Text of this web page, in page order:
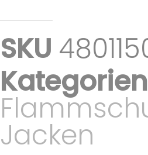
SKU
Kategorien
Jacken